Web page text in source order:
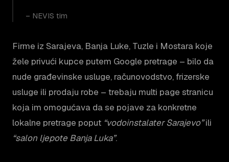
– NEVIS tim
Firme iz Sarajeva, Banja Luke, Tuzle i Mostara koje
žele privući kupce putem Google pretrage – bilo da
nude građevinske usluge, računovodstvo, frizerske
usluge ili prodaju robe – trebaju multi page stranicu
koja im omogućava da se pojave za konkretne
lokalne pretrage poput “vodoinstalater Sarajevo”ili
“salon ljepote Banja Luka”.